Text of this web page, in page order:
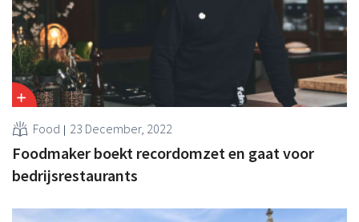
Food 23 December, 2022
Foodmaker boekt recordomzet en gaat voor
bedrijsrestaurants